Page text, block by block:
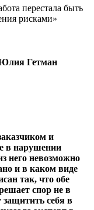
перестала быть
рисками»
Юлия Гетман
и
в нарушении
него невозможно
и в каком виде
так, что обе
спор не в
защитить себя в